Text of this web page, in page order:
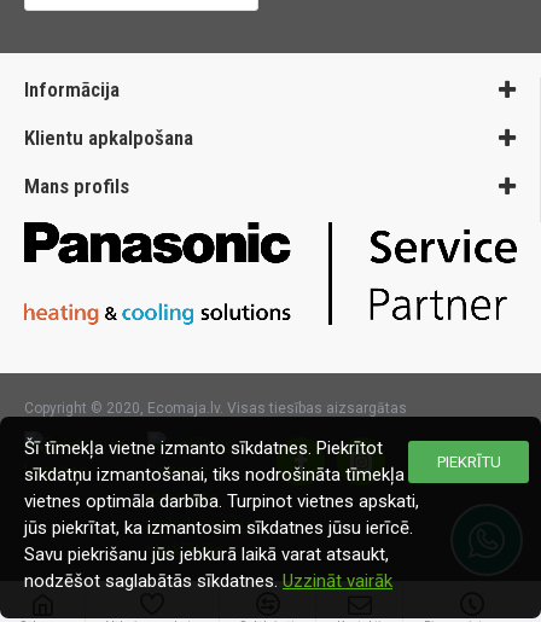
Informācija
Klientu apkalpošana
Mans profils
Copyright © 2020, Ecomaja.lv. Visas tiesības aizsargātas
PIEKRĪTU
Šī tīmekļa vietne izmanto sīkdatnes. Piekrītot
sīkdatņu izmantošanai, tiks nodrošināta tīmekļa
vietnes optimāla darbība. Turpinot vietnes apskati,
jūs piekrītat, ka izmantosim sīkdatnes jūsu ierīcē.
Savu piekrišanu jūs jebkurā laikā varat atsaukt,
nodzēšot saglabātās sīkdatnes. Uzzināt vairāk